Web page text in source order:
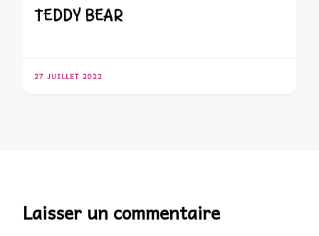
TEDDY BEAR
27 JUILLET 2022
Laisser un commentaire